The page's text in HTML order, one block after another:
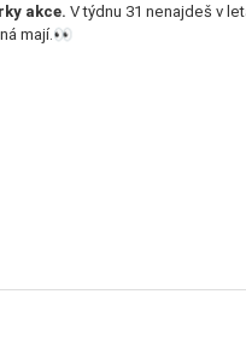
akce. V týdnu 31 nenajdeš v
mají.👀